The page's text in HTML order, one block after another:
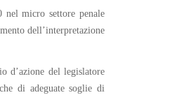
micro settore penale
dell’interpretazione
d’azione del legislatore
di adeguate soglie di